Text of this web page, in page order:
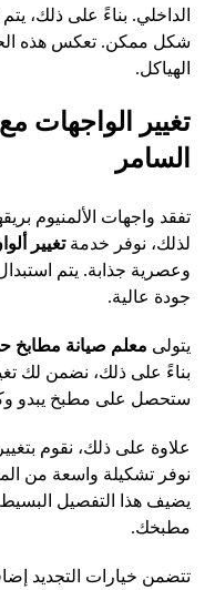
الداخلي. بناءً على ذلك،
شكل ممكن. تعكس هذه
الهياكل.
تغيير الواجهات
السامر
تفقد واجهات الألمنيوم
لذلك، نوفر خدمةتغيير
وعصرية جذابة. يتم
جودة عالية.
يتولى معلم صيانة مطابخ
بناءً على ذلك، نضمن لك
ستحصل على مطبخ يبدو
علاوة على ذلك، نقوم
نوفر تشكيلة واسعة من
يضيف هذا التفصيل
مطبخك.
تتضمن خيارات التجديد